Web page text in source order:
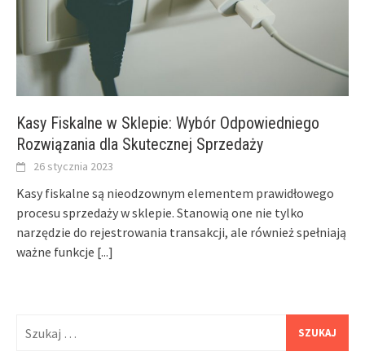
Kasy Fiskalne w Sklepie: Wybór Odpowiedniego
Rozwiązania dla Skutecznej Sprzedaży
26 stycznia 2023
Kasy fiskalne są nieodzownym elementem prawidłowego
procesu sprzedaży w sklepie. Stanowią one nie tylko
narzędzie do rejestrowania transakcji, ale również spełniają
ważne funkcje [...]